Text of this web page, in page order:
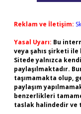
Reklam ve İletişim:
Yasal Uyarı: Bu
veya şahıs şirketi ile
Sitede yalnızca
paylaşılmaktadır.
taşımamakta olup,
paylaşım
benzerlikleri
taslak halindedir ve